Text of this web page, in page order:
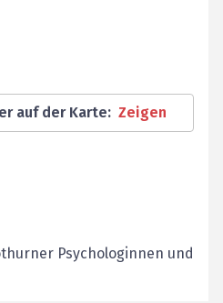
auf der Karte: Zeigen
Psychologinnen und